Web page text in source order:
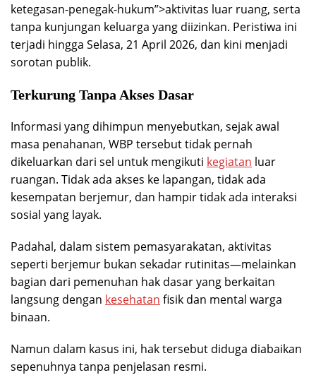
ketegasan-penegak-hukum”>aktivitas luar ruang, serta
tanpa kunjungan keluarga yang diizinkan. Peristiwa ini
terjadi hingga Selasa, 21 April 2026, dan kini menjadi
sorotan publik.
Terkurung Tanpa Akses Dasar
Informasi yang dihimpun menyebutkan, sejak awal
masa penahanan, WBP tersebut tidak pernah
dikeluarkan dari sel untuk mengikuti kegiatan luar
ruangan. Tidak ada akses ke lapangan, tidak ada
kesempatan berjemur, dan hampir tidak ada interaksi
sosial yang layak.
Padahal, dalam sistem pemasyarakatan, aktivitas
seperti berjemur bukan sekadar rutinitas—melainkan
bagian dari pemenuhan hak dasar yang berkaitan
langsung dengan kesehatan fisik dan mental warga
binaan.
Namun dalam kasus ini, hak tersebut diduga diabaikan
sepenuhnya tanpa penjelasan resmi.